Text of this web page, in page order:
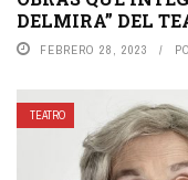
DELMIRA” DEL
FEBRERO 28, 2023
TEATRO